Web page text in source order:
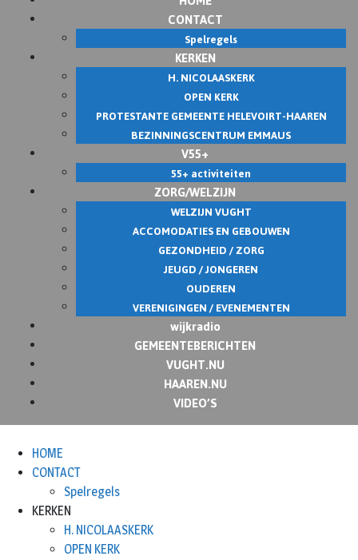
CONTACT
Spelregels
KERKEN
H. NICOLAASKERK
OPEN KERK
PROTESTANTE GEMEENTE HELEVOIRT-HAAREN
BEZINNINGSCENTRUM EMMAUS
V55+
55+ activiteiten
ZORG/WELZIJN
WELZIJN VUGHT
ACCOMODATIES EN GEBOUWEN
GEZONDHEID / ZORG
JEUGD / JONGEREN
OUDEREN
VERENIGINGEN / EVENEMENTEN
wijkradio
GEMEENTEBERICHTEN
VUGHT.NU
HAAREN.NU
VIDEO’S
HOME
CONTACT
Spelregels
KERKEN
H. NICOLAASKERK
OPEN KERK